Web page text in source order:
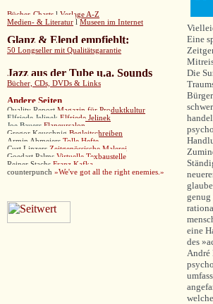
Bücher-Charts l Verlage A-Z
Medien- & Literatur l Museen im Internet
Glanz & Elend empfiehlt:
50 Longseller mit Qualitätsgarantie
Jazz aus der Tube u.a. Sounds
Bücher, CDs, DVDs & Links
Andere Seiten
Quality Report Magazin für Produktkultur
Elfriede Jelinek Elfriede Jelinek
Joe Bauers Flaneursalon
Gregor Keuschnig Begleitschreiben
Armin Abmeiers Tolle Hefte
Curt Linzers Zeitgenössische Malerei
Goedart Palms Virtuelle Texbaustelle
Reiner Stachs Franz Kafka
counterpunch »We've got all the right enemies.»
Eine
Die
genug
eine
des
André